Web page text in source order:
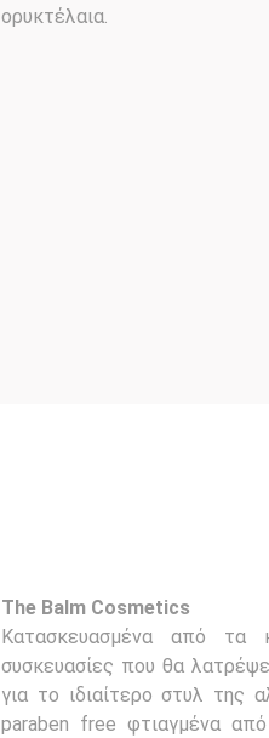
ορυκτέλαια.
The Balm Cosmetics
Κατασκευασμένα από τα
συσκευασίες που θα
για το ιδιαίτερο στυλ της
paraben free φτιαγμένα